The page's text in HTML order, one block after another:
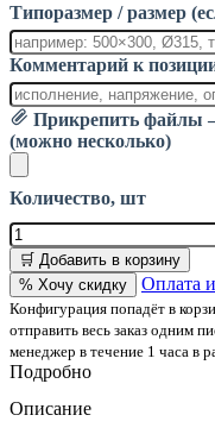
Типоразмер / размер
Комментарий к
Прикрепить файлы
(можно несколько)
Количество, шт
🛒 Добавить в корзину
% Хочу скидку
Оплата
Конфигурация попадёт в
отправить весь заказ одним
менеджер в течение 1 часа в
Подробно
Описание